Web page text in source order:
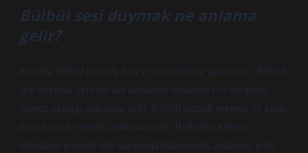
Bülbül sesi duymak ne anlama
gelir?
Rüyada bülbül görmek hırs ve mücadeleye işaret eder. Bülbül
sesi duymak yeni bir aşk hayatının başlangıcı ve bu aşkın
sonsuz olacağı anlamına gelir. Bülbül tutmak sevmek ve kesin
bir aşk sözü vermek anlamına gelir. Bülbülün kafeste
olduğunu görmek aile hayatında düzensizlik anlamına gelir.